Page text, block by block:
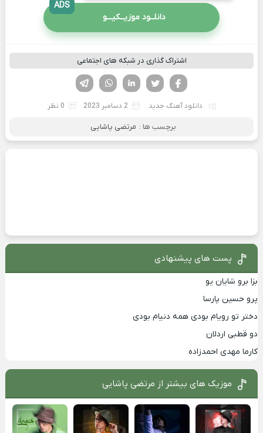
دانلــود موزیــکیـــو
ADS
اشتراک گذاری در شبکه های اجتماعی
لینکدین تویتر
فیسوک
دانلود آهنگ جدید 2 دسامبر 2023 0 نظر
برچسب ها : مرتضی پاشایی
پست های پیشنهادی
بزا برو شایان یو
پرو حسین پارسا
دختر تو رویام بودی همه دنیام بودی
دو قطبی اردلان
کارما مهدی احمدزاده
موزیک های بیشتر از مرتضی پاشایی